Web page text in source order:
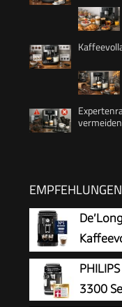
vermeiden
EMPFEHLUNGEN
Cappuccino
Tasten, Schwarz
3300